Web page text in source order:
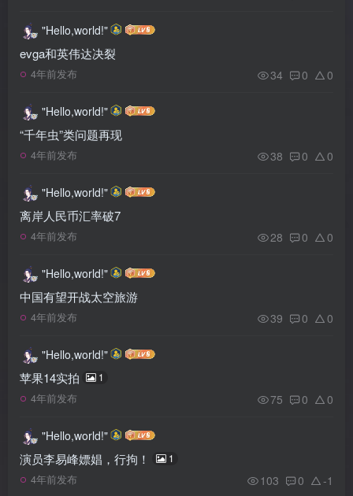
"Hello,world!"
evga和英伟达决裂
4年前发布 34 0 0
"Hello,world!"
“千年虫”类问题再现
4年前发布 38 0 0
"Hello,world!"
离岸人民币汇率破7
4年前发布 28 0 0
"Hello,world!"
中国有望开战太空旅游
4年前发布 39 0 0
"Hello,world!"
苹果14实拍 1
4年前发布 75 0 0
"Hello,world!"
演员李易峰嫖娼，行拘！ 1
4年前发布 103 0 -1